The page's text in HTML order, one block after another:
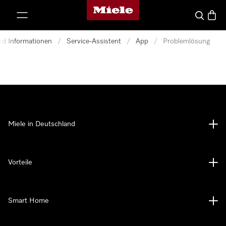
Miele-Homepage
Suche
Informationen / Service-Assistent / App / Problemlösung
Miele in Deutschland
Vorteile
Smart Home